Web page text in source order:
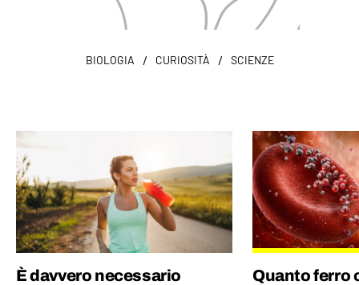
BIOLOGIA / CURIOSITÀ / SCIENZE
È davvero necessario
Quanto ferro